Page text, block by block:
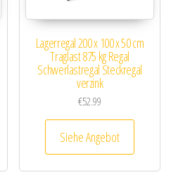
Lagerregal 200 x 100 x 50 cm
Traglast 875 kg Regal
Schwerlastregal Steckregal
verzink
€52.99
Siehe Angebot